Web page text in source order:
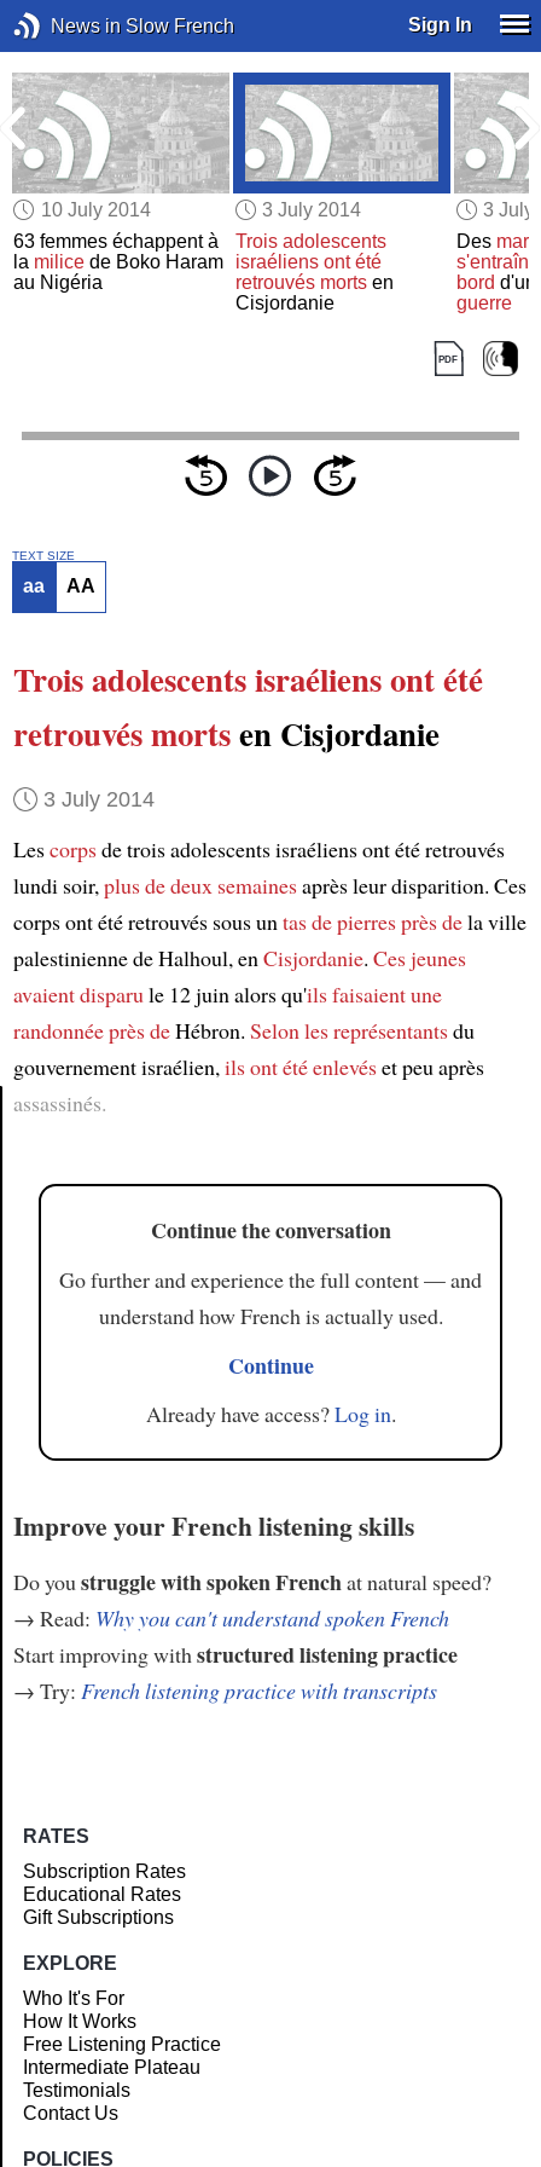
News in Slow French Sign In
10 July 2014
63 femmes échappent à
la milice de Boko Haram
au Nigéria
3 July 2014
Trois adolescents
israéliens ont été
retrouvés mortsen
Cisjordanie
3 July
Des
bord d'un
guerre
TEXT SIZE
aa AA
Trois adolescents israéliensont été
retrouvés mortsen Cisjordanie
3 July 2014
Lescorpsde trois adolescents israéliens ont été retrouvés
lundi soir,plus de deux semainesaprès leur disparition. Ces
corps ont été retrouvés sous untas de pierresprès dela ville
palestinienne de Halhoul, enCisjordanie. Ces jeunes
avaient disparule 12 juin alors qu'ils faisaient une
randonnéeprès deHébron. Selon les représentantsdu
gouvernement israélien,ils ont été enlevéset peu après
assassinés.
Continue the conversation
Go further and experience the full content — and
understand how French is actually used.
Continue
Already have access?Log in.
Improve your French listening skills
Do you struggle with spoken Frenchat natural speed?
→ Read: Why you can't understand spoken French
Start improving with structured listening practice
→ Try: French listening practice with transcripts
RATES
Subscription Rates
Educational Rates
Gift Subscriptions
EXPLORE
Who It's For
How It Works
Free Listening Practice
Intermediate Plateau
Testimonials
Contact Us
POLICIES